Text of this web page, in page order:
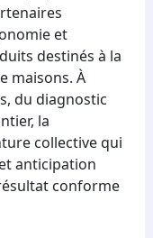
et
destinés à la
maisons. À
du diagnostic
la
collective qui
anticipation
conforme